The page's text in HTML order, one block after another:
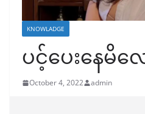
KNOWLADGE
ပင့်ပေးနေမိ
October 4, 2022 admin